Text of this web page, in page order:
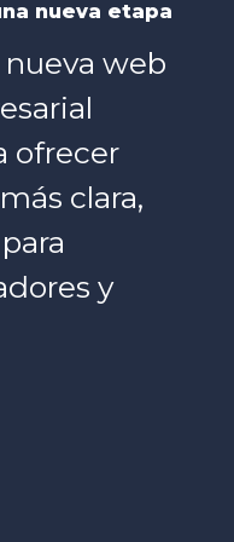
nueva etapa
web
ofrecer
clara,
y